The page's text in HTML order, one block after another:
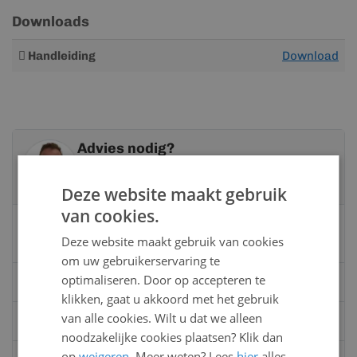
Downloads
Meer
Handleiding Download
Advies nodig?
Vandaag bereikbaar
van 08:00 tot 17:00 uur
0528 - 355190
Mailinfo@kunststofbouwmateriaal.nl
Deze website maakt gebruik
van cookies.
Deze website maakt gebruik van cookies
om uw gebruikerservaring te
optimaliseren. Door op accepteren te
klikken, gaat u akkoord met het gebruik
van alle cookies. Wilt u dat we alleen
noodzakelijke cookies plaatsen? Klik dan